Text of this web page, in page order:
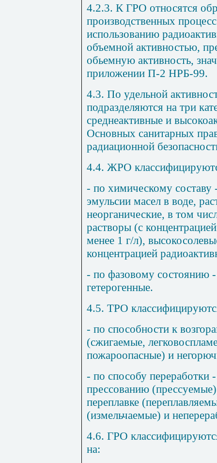
4.2.3. К ГРО относятся
производственных
использованию
объемной активностью,
обьемную активность,
приложении П-2 НРБ-99.
4.3. По удельной
подразделяются на три
среднеактивные и
Основных санитарных
радиационной
4.4. ЖРО
- по химическому составу
эмульсии масел в воде,
неорганические, в том
растворы (с
менее 1 г/л),
концентрацией
- по фазовому состоянию
гетерогенные.
4.5. ТРО
- по способности к
(сжигаемые,
пожароопасные) и
- по способу переработки
прессованию
переплавке
(измельчаемые) и
4.6. ГРО
на: